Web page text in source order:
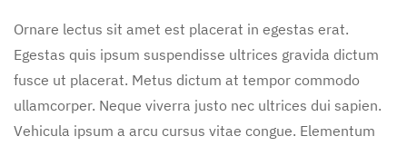
Ornare lectus sit amet est placerat in egestas erat.
Egestas quis ipsum suspendisse ultrices gravida dictum
fusce ut placerat. Metus dictum at tempor commodo
ullamcorper. Neque viverra justo nec ultrices dui sapien.
Vehicula ipsum a arcu cursus vitae congue. Elementum